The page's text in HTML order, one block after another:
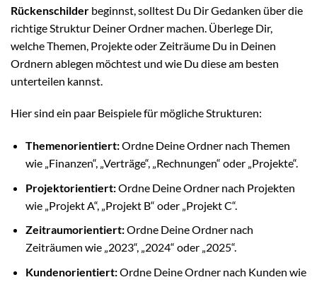
Rückenschilder beginnst, solltest Du Dir Gedanken über die
richtige Struktur Deiner Ordner machen. Überlege Dir,
welche Themen, Projekte oder Zeiträume Du in Deinen
Ordnern ablegen möchtest und wie Du diese am besten
unterteilen kannst.
Hier sind ein paar Beispiele für mögliche Strukturen:
Themenorientiert:Ordne Deine Ordner nach Themen
wie „Finanzen“, „Verträge“, „Rechnungen“ oder „Projekte“.
Projektorientiert:Ordne Deine Ordner nach Projekten
wie „Projekt A“, „Projekt B“ oder „Projekt C“.
Zeitraumorientiert:Ordne Deine Ordner nach
Zeiträumen wie „2023“, „2024“ oder „2025“.
Kundenorientiert:Ordne Deine Ordner nach Kunden wie